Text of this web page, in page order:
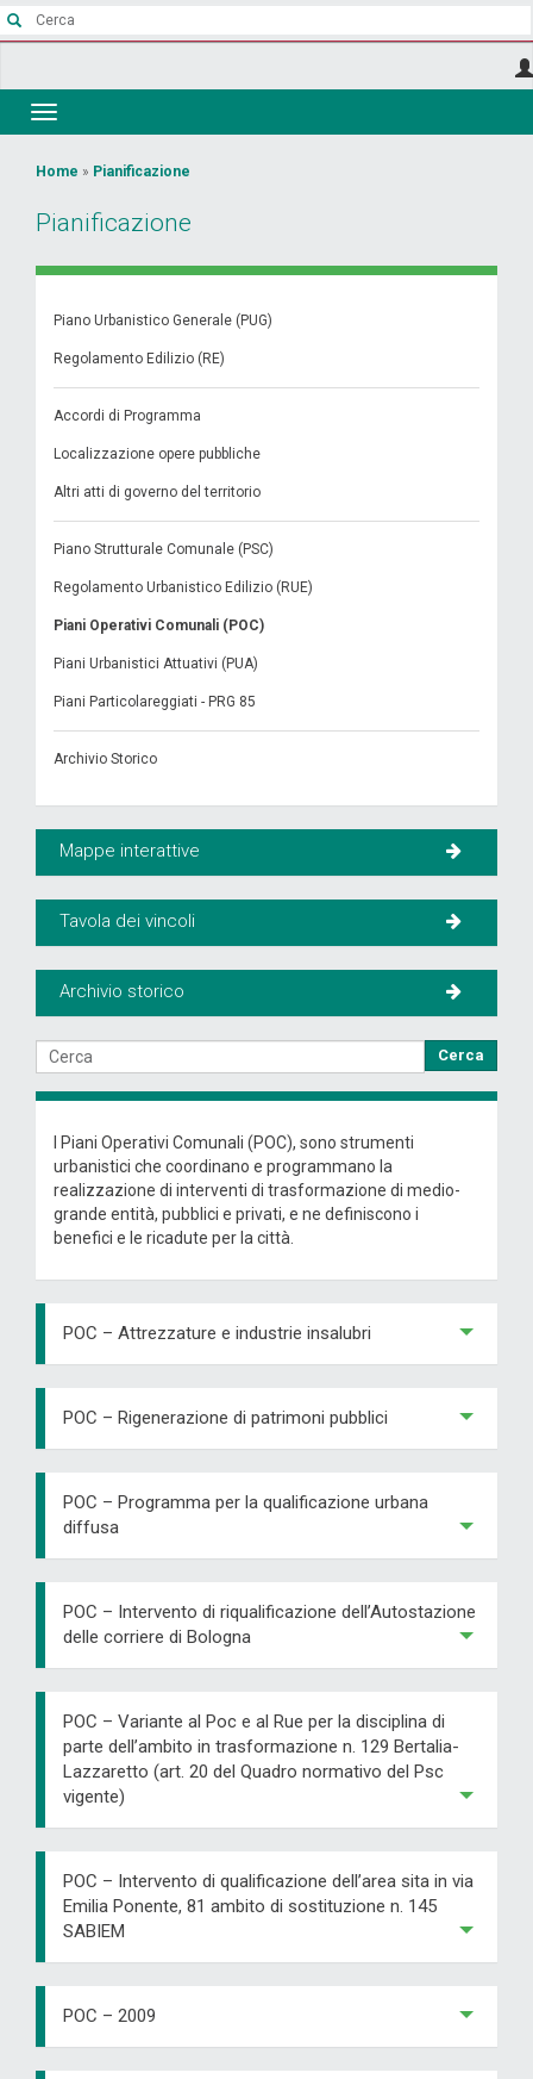
Salta
Toggle
navigation
Tu
sei
Home » Pianificazione
Pianificazione
Piano Urbanistico Generale (PUG)
Regolamento Edilizio (RE)
Accordi di Programma
Localizzazione opere pubbliche
Altri atti di governo del territorio
Piano Strutturale Comunale (PSC)
Regolamento Urbanistico Edilizio (RUE)
Piani Operativi Comunali (POC)
Piani Urbanistici Attuativi (PUA)
Piani Particolareggiati - PRG 85
Archivio Storico
Mappe interattive
Tavola dei vincoli
Archivio storico
Cerca
I Piani Operativi Comunali (POC), sono strumenti
urbanistici che coordinano e programmano la
realizzazione di interventi di trasformazione di medio-
grande entità, pubblici e privati, e ne definiscono i
benefici e le ricadute per la città.
POC – Attrezzature e industrie insalubri
POC – Rigenerazione di patrimoni pubblici
POC – Programma per la qualificazione urbana
diffusa
POC – Intervento di riqualificazione dell’Autostazione
delle corriere di Bologna
POC – Variante al Poc e al Rue per la disciplina di
parte dell’ambito in trasformazione n. 129 Bertalia-
Lazzaretto (art. 20 del Quadro normativo del Psc
vigente)
POC – Intervento di qualificazione dell’area sita in via
Emilia Ponente, 81 ambito di sostituzione n. 145
SABIEM
POC – 2009